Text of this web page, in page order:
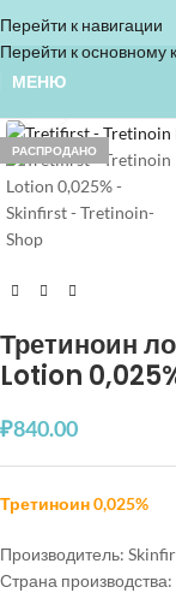
Перейти к навигации
Перейти к основному
МЕНЮ
РАСПРОДАНО
Третиноин
Lotion
₽840.00
Третиноин 0,025%
Производитель:
Страна